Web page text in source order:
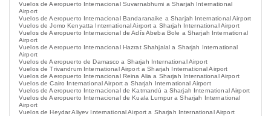
Vuelos de Aeropuerto Internacional Suvarnabhumi a Sharjah International
Airport
Vuelos de Aeropuerto Internacional Bandaranaike a Sharjah International Airport
Vuelos de Jomo Kenyatta International Airport a Sharjah International Airport
Vuelos de Aeropuerto Internacional de Adís Abeba Bole a Sharjah International
Airport
Vuelos de Aeropuerto Internacional Hazrat Shahjalal a Sharjah International
Airport
Vuelos de Aeropuerto de Damasco a Sharjah International Airport
Vuelos de Trivandrum International Airport a Sharjah International Airport
Vuelos de Aeropuerto Internacional Reina Alia a Sharjah International Airport
Vuelos de Cairo International Airport a Sharjah International Airport
Vuelos de Aeropuerto Internacional de Katmandú a Sharjah International Airport
Vuelos de Aeropuerto Internacional de Kuala Lumpur a Sharjah International
Airport
Vuelos de Heydar Aliyev International Airport a Sharjah International Airport